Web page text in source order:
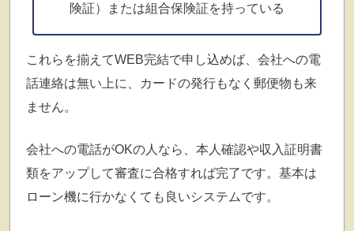
険証）または組合保険証を持っている
これらを揃えてWEB完結で申し込めば、会社への電
話連絡は無い上に、カードの発行もなく郵便物も来
ません。
会社への電話がOKの人なら、本人確認や収入証明書
類をアップして審査に合格すれば完了です。基本は
ローン機に行かなくても良いシステムです。